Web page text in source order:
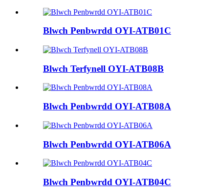
Blwch Penbwrdd OYI-ATB01C
Blwch Terfynell OYI-ATB08B
Blwch Penbwrdd OYI-ATB08A
Blwch Penbwrdd OYI-ATB06A
Blwch Penbwrdd OYI-ATB04C